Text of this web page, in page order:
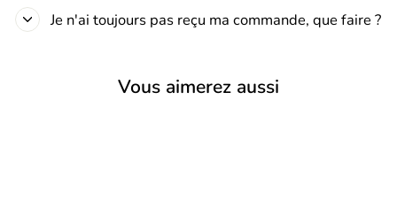
Je n'ai toujours pas reçu ma commande, que faire ?
Vous aimerez aussi